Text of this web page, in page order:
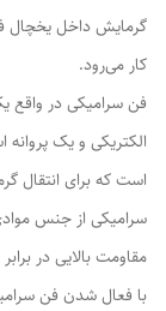
گرمایش داخل یخچال
کار می‌رود.
فن سرامیکی در
الکتریکی و یک
است که برای انتقال
سرامیکی از جنس
مقاومت بالایی در
با فعال شدن فن